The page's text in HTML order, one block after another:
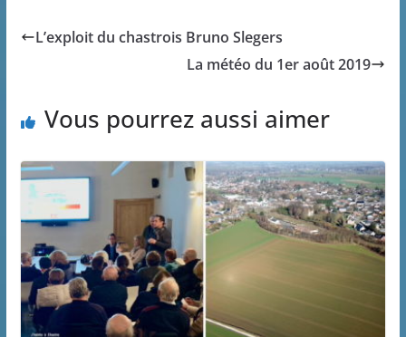
L’exploit du chastrois Bruno Slegers
La météo du 1er août 2019
Vous pourrez aussi aimer